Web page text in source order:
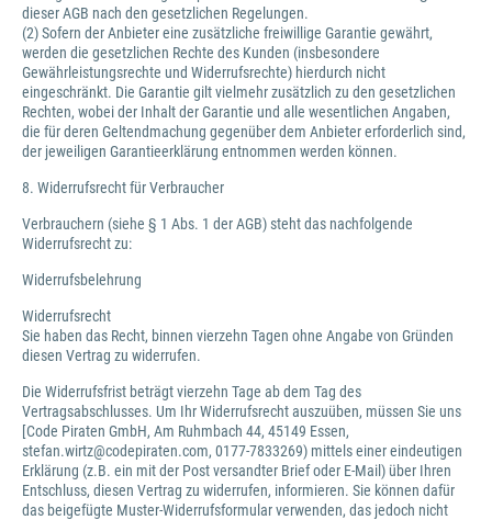
dieser AGB nach den gesetzlichen Regelungen.
(2) Sofern der Anbieter eine zusätzliche freiwillige Garantie gewährt,
werden die gesetzlichen Rechte des Kunden (insbesondere
Gewährleistungsrechte und Widerrufsrechte) hierdurch nicht
eingeschränkt. Die Garantie gilt vielmehr zusätzlich zu den gesetzlichen
Rechten, wobei der Inhalt der Garantie und alle wesentlichen Angaben,
die für deren Geltendmachung gegenüber dem Anbieter erforderlich sind,
der jeweiligen Garantieerklärung entnommen werden können.
8. Widerrufsrecht für Verbraucher
Verbrauchern (siehe § 1 Abs. 1 der AGB) steht das nachfolgende
Widerrufsrecht zu:
Widerrufsbelehrung
Widerrufsrecht
Sie haben das Recht, binnen vierzehn Tagen ohne Angabe von Gründen
diesen Vertrag zu widerrufen.
Die Widerrufsfrist beträgt vierzehn Tage ab dem Tag des
Vertragsabschlusses. Um Ihr Widerrufsrecht auszuüben, müssen Sie uns
[Code Piraten GmbH, Am Ruhmbach 44, 45149 Essen,
stefan.wirtz@codepiraten.com, 0177-7833269) mittels einer eindeutigen
Erklärung (z.B. ein mit der Post versandter Brief oder E-Mail) über Ihren
Entschluss, diesen Vertrag zu widerrufen, informieren. Sie können dafür
das beigefügte Muster-Widerrufsformular verwenden, das jedoch nicht